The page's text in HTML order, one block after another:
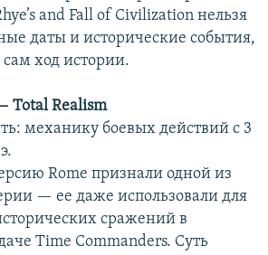
and Fall of Civilization нельзя
даты и исторические события,
ход истории.
Total Realism
механику боевых действий с 3
Rome признали одной из
— ее даже использовали для
сражений в
Time Commanders. Суть